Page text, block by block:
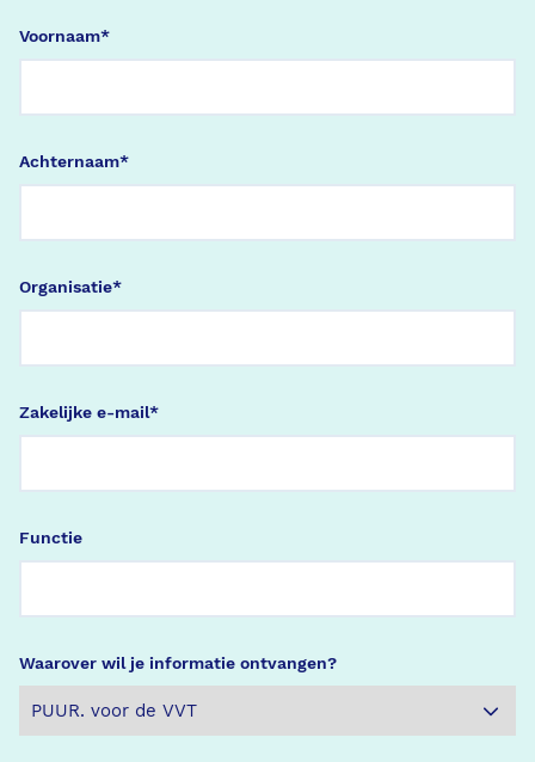
Voornaam*
Achternaam*
Organisatie*
Zakelijke e-mail*
Functie
Waarover wil je informatie ontvangen?